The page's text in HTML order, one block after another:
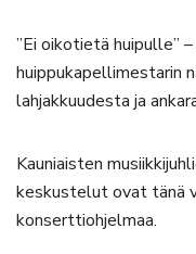
”Ei oikotietä huipulle”
huippukapellimestarin
lahjakkuudesta ja
Kauniaisten
keskustelut ovat tänä
konserttiohjelmaa.